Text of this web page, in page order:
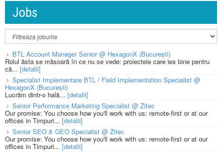
Jobs
BTL Account Manager Senior @ HexagonX (București)
Rolul ăsta se măsoară în ce nu se vede: proiectele care ies bine pentru
că... [detalii]
Specialist Implementare BTL / Field Implementation Specialist @
HexagonX (București)
Lucrăm dintr-o hală...[detalii]
Senior Performance Marketing Specialist @ Zitec
Our promise: You choose how you'll work with us: remote-first or at our
offices in Timpuri... [detalii]
Senior SEO & GEO Specialist @ Zitec
Our promise: You choose how you'll work with us: remote-first or at our
offices in Timpuri... [detalii]